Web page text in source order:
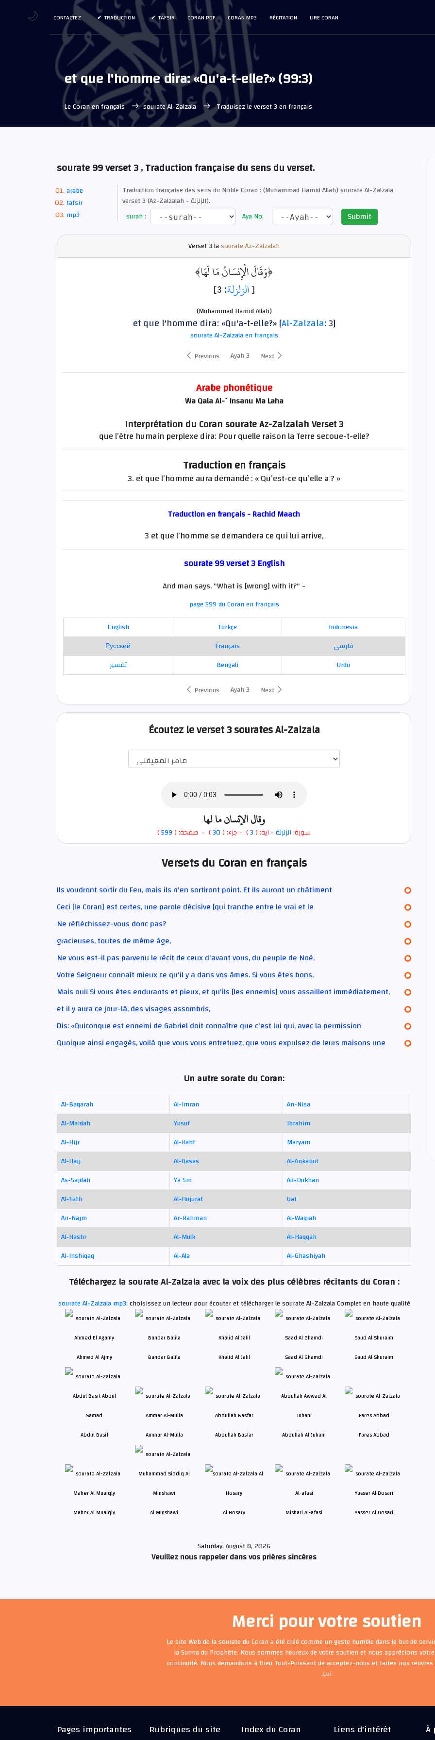
LIRE CORAN
RÉCITATION
CORAN MP3
CORAN PDF
TAFSIR
TRADUCTION
CONTACTEZ
et que l'homme dira: «Qu'a-t-elle?» (99:3)
Le Coran en français sourate Al-Zalzala Traduisez le verset 3 en français
sourate 99 verset 3 , Traduction française du sens du verset.
arabe
tafsir
mp3
Traduction française des sens du Noble Coran : (Muhammad Hamid Allah) sourate Al-Zalzala
verset 3 (Az-Zalzalah - الزلزلة).
surah :
Aya No: Submit
Verset3 lasourate Az-Zalzalah
﴿وَقَالَ الْإِنسَانُ مَا لَهَا﴾
[الزلزلة: 3]
(Muhammad Hamid Allah)
et que l'homme dira: «Qu'a-t-elle?» [Al-Zalzala: 3]
sourate Al-Zalzala en français
Previous
Ayah 3 Next
Arabe phonétique
Wa Qala Al-`Insanu Ma Laha
Interprétation du Coran sourate Az-Zalzalah Verset 3
que l’être humain perplexe dira: Pour quelle raison la Terre secoue-t-elle?
Traduction en français
3. et que l’homme aura demandé : « Qu’est-ce qu’elle a ? »
Traduction en français - Rachid Maach
3 et que l’homme se demandera ce qui lui arrive,
sourate 99 verset 3 English
And man says, "What is [wrong] with it?" -
page 599 du Coran en français
English
Türkçe
Indonesia
Русский
Français
فارسی
تفسير
Bengali
Urdu
Previous
Ayah 3 Next
Écoutez le verset 3 sourates Al-Zalzala
وقال الإنسان ما لها
سورة:الزلزلة- آية: (3
) - جزء: (30) - صفحة: (599
)
Versets du Coran en français
Ils voudront sortir du Feu, mais ils n'en sortiront point. Et ils auront un châtiment
Ceci [le Coran] est certes, une parole décisive [qui tranche entre le vrai et le
Ne réfléchissez-vous donc pas?
gracieuses, toutes de même âge,
Ne vous est-il pas parvenu le récit de ceux d'avant vous, du peuple de Noé,
Votre Seigneur connaît mieux ce qu'il y a dans vos âmes. Si vous êtes bons,
Mais oui! Si vous êtes endurants et pieux, et qu'ils [les ennemis] vous assaillent immédiatement,
et il y aura ce jour-là, des visages assombris,
Dis: «Quiconque est ennemi de Gabriel doit connaître que c'est lui qui, avec la permission
Quoique ainsi engagés, voilà que vous vous entretuez, que vous expulsez de leurs maisons une
Un autre sorate du Coran:
Al-Baqarah Al-Imran
An-Nisa
Al-Maidah
Yusuf
Ibrahim
Al-Hijr
Al-Kahf
Maryam
Al-Hajj
Al-Qasas
Al-Ankabut
As-Sajdah
Ya Sin
Ad-Dukhan
Al-Fath
Al-Hujurat
Qaf
An-Najm
Ar-Rahman
Al-Waqiah
Al-Hashr
Al-Mulk
Al-Haqqah
Al-Inshiqaq
Al-Ala Al-Ghashiyah
Téléchargez la sourate Al-Zalzala avec la voix des plus célèbres récitants du Coran :
sourate Al-Zalzala mp3:choisissez un lecteur pour écouter et télécharger le sourate Al-Zalzala Complet en haute qualité
Ahmed Al Ajmy Bandar Balila Khalid Al Jalil Saad Al Ghamdi Saud Al Shuraim
Abdul Basit Ammar Al-Mulla Abdullah Basfar Abdullah Al Juhani Fares Abbad
Maher Al Muaiqly Al Minshawi Al Hosary Mishari Al-afasi Yasser Al Dosari
Saturday, August 8, 2026
Veuillez nous rappeler dans vos prières sincères
Merci pour votre soutien
Le site Web de la sourate du Coran a été créé comme un geste humble dans le but de
la Sunna du Prophète. Nous sommes heureux de votre soutien et nous apprécions
continuité. Nous demandons à Dieu Tout-Puissant de acceptez-nous et faites nos
Lui.
Pages importantes Rubriques du site Index du Coran Liens d'intérêt À
🌙